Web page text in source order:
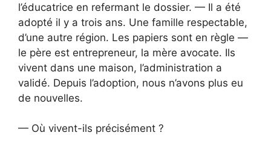
l’éducatrice en refermant le dossier. — Il a été
adopté il y a trois ans. Une famille respectable,
d’une autre région. Les papiers sont en règle —
le père est entrepreneur, la mère avocate. Ils
vivent dans une maison, l’administration a
validé. Depuis l’adoption, nous n’avons plus eu
de nouvelles.
— Où vivent-ils précisément ?